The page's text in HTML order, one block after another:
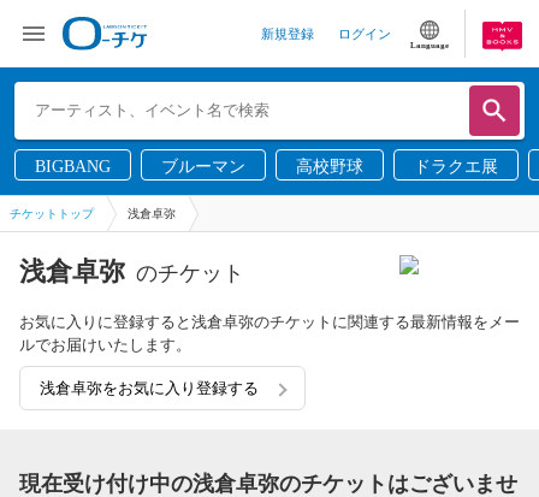
新規登録 ログイン
Language
BIGBANG ブルーマン 高校野球 ドラクエ展
チケットトップ 浅倉卓弥
浅倉卓弥 のチケット
お気に入りに登録すると浅倉卓弥のチケットに関連する最新情報をメー
ルでお届けいたします。
浅倉卓弥をお気に入り登録する
現在受け付け中の浅倉卓弥のチケットはございませ